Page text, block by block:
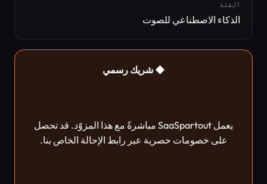
الفئة
الذكاء الاصطناعي للصوت
◆ شريك رسمي
يعمل SaaSpartout مباشرةً مع هذا المزوّد. قد تحصل
على خصومات حصرية عبر رابط الإحالة الخاص بنا.